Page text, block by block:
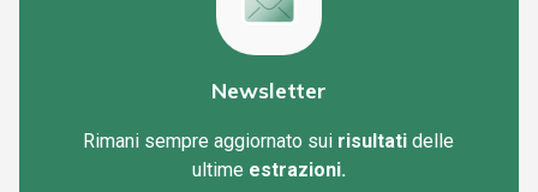
Newsletter
Rimani sempre aggiornato sui risultati delle
ultime estrazioni.